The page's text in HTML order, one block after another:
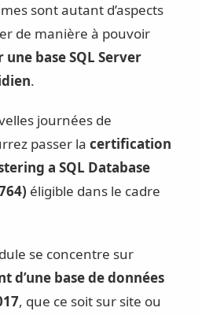
sont autant d’aspects
de manière à pouvoir
base SQL Server
.
journées de
passer la certification
a SQL Database
éligible dans le cadre
se concentre sur
d’une base de données
, que ce soit sur site ou